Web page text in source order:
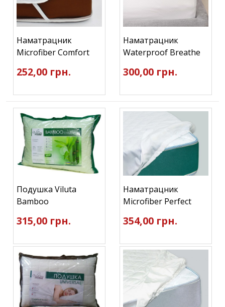
Наматрацник
Microfiber Comfort
252,00 грн.
Наматрацник
Waterproof Breathe
300,00 грн.
Подушка Viluta
Bamboo
315,00 грн.
Наматрацник
Microfiber Perfect
354,00 грн.